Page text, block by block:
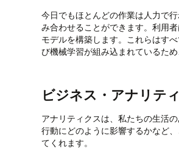
今日でもほとんどの作業は人力で
み合わせることができます。利用
モデルを構築します。これらはす
び機械学習が組み込まれているた
ビジネス・アナリテ
アナリティクスは、私たちの生活
行動にどのように影響するかなど
てくれます。